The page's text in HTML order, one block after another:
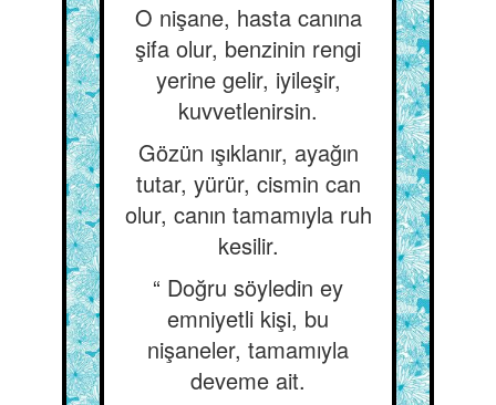
O nişane, hasta canına
şifa olur, benzinin rengi
yerine gelir, iyileşir,
kuvvetlenirsin.
Gözün ışıklanır, ayağın
tutar, yürür, cismin can
olur, canın tamamıyla ruh
kesilir.
“ Doğru söyledin ey
emniyetli kişi, bu
nişaneler, tamamıyla
deveme ait.